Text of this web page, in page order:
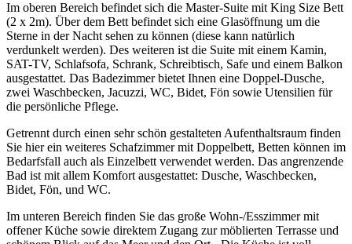
Im oberen Bereich befindet sich die Master-Suite mit King Size Bett
(2 x 2m). Über dem Bett befindet sich eine Glasöffnung um die
Sterne in der Nacht sehen zu können (diese kann natürlich
verdunkelt werden). Des weiteren ist die Suite mit einem Kamin,
SAT-TV, Schlafsofa, Schrank, Schreibtisch, Safe und einem Balkon
ausgestattet. Das Badezimmer bietet Ihnen eine Doppel-Dusche,
zwei Waschbecken, Jacuzzi, WC, Bidet, Fön sowie Utensilien für
die persönliche Pflege.
Getrennt durch einen sehr schön gestalteten Aufenthaltsraum finden
Sie hier ein weiteres Schafzimmer mit Doppelbett, Betten können im
Bedarfsfall auch als Einzelbett verwendet werden. Das angrenzende
Bad ist mit allem Komfort ausgestattet: Dusche, Waschbecken,
Bidet, Fön, und WC.
Im unteren Bereich finden Sie das große Wohn-/Esszimmer mit
offener Küche sowie direktem Zugang zur möblierten Terrasse und